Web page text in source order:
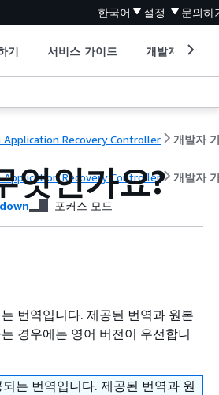
한국어 설정 문의하
기 서비스 가이드 개발자 도구
Application Recovery Controller
Application Recovery Controller 개발자
엇인가요?
포커스 모드
번역입니다. 제공된 번역과 원본
경우에는 영어 버전이 우선합니
는 번역입니다. 제공된 번역과 원